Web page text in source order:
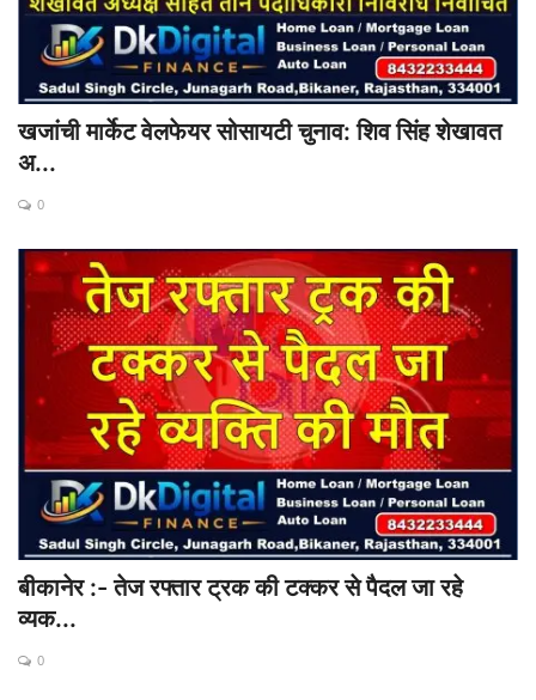
खजांची मार्केट वेलफेयर सोसायटी चुनाव: शिव सिंह शेखावत
अ...
0
बीकानेर :- तेज रफ्तार ट्रक की टक्कर से पैदल जा रहे
व्यक...
0